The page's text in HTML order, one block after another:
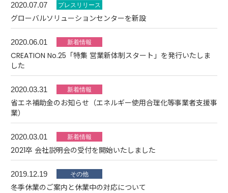
2020.07.07
グローバルソリューションセンターを新設
2020.06.01
CREATION No.25「特集 営業新体制スタート」を発行いたしま
した
2020.03.31
省エネ補助金のお知らせ（エネルギー使用合理化等事業者支援事
業）
2020.03.01
2021卒 会社説明会の受付を開始いたしました
2019.12.19
冬季休業のご案内と休業中の対応について